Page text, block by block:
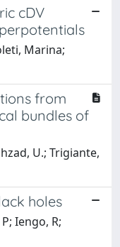
cDV
Marina;
from
bundles of
U.; Trigiante,
holes
Iengo, R;